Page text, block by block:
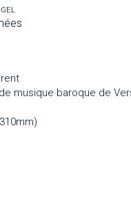
musique baroque de